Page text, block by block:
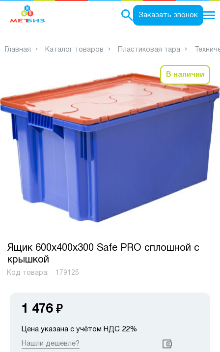
Заказать звонок
Главная Каталог товаров Пластиковая тара
В наличии
Ящик 600х400х300 Safe PRO сплошной с
крышкой
Код товара: 179125
1 476 ₽
Цена указана с учётом НДС 22%
Нашли дешевле?